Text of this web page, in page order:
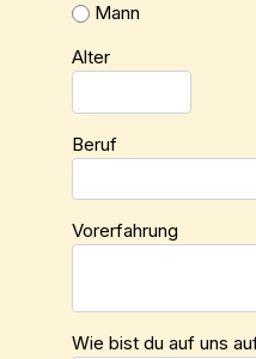
Mann
Alter
Beruf
Vorerfahrung
Wie bist du auf uns